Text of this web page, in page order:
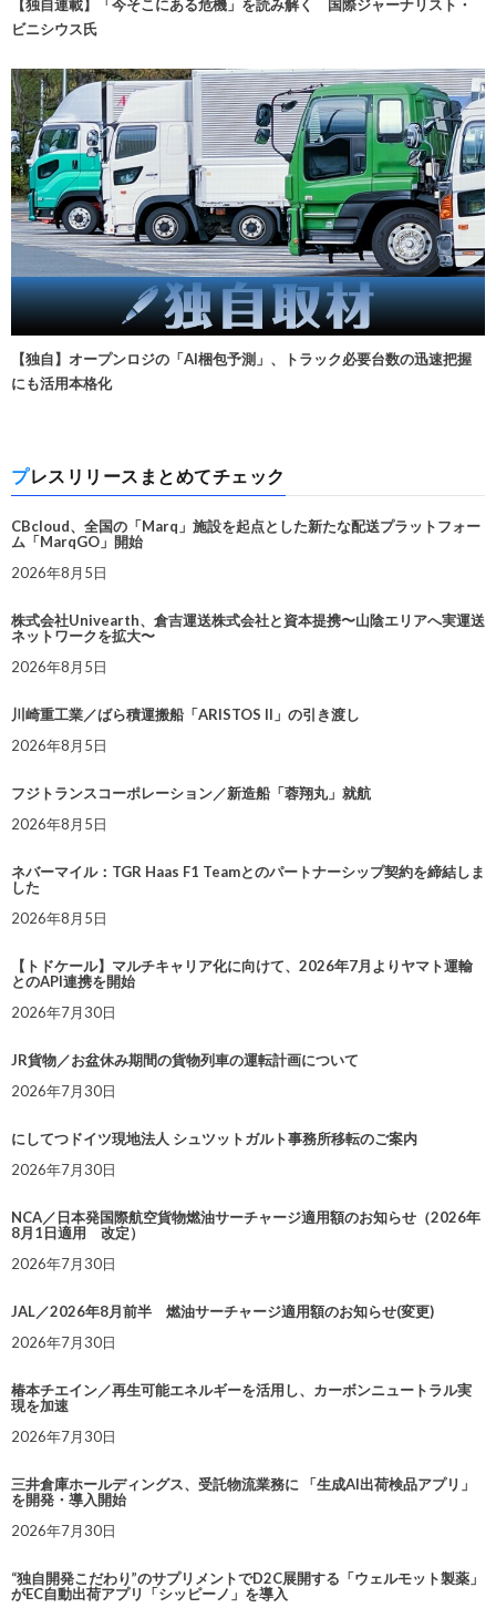
【独自連載】「今そこにある危機」を読み解く 国際ジャーナリスト・
ビニシウス氏
【独自】オープンロジの「AI梱包予測」、トラック必要台数の迅速把握
にも活用本格化
プレスリリースまとめてチェック
CBcloud、全国の「Marq」施設を起点とした新たな配送プラットフォー
ム「MarqGO」開始
2026年8月5日
株式会社Univearth、倉吉運送株式会社と資本提携〜山陰エリアへ実運送
ネットワークを拡大〜
2026年8月5日
川崎重工業／ばら積運搬船「ARISTOS II」の引き渡し
2026年8月5日
フジトランスコーポレーション／新造船「蓉翔丸」就航
2026年8月5日
ネバーマイル：TGR Haas F1 Teamとのパートナーシップ契約を締結しま
した
2026年8月5日
【トドケール】マルチキャリア化に向けて、2026年7月よりヤマト運輸
とのAPI連携を開始
2026年7月30日
JR貨物／お盆休み期間の貨物列車の運転計画について
2026年7月30日
にしてつドイツ現地法人 シュツットガルト事務所移転のご案内
2026年7月30日
NCA／日本発国際航空貨物燃油サーチャージ適用額のお知らせ（2026年
8月1日適用 改定）
2026年7月30日
JAL／2026年8月前半 燃油サーチャージ適用額のお知らせ(変更)
2026年7月30日
椿本チエイン／再生可能エネルギーを活用し、カーボンニュートラル実
現を加速
2026年7月30日
三井倉庫ホールディングス、受託物流業務に 「生成AI出荷検品アプリ」
を開発・導入開始
2026年7月30日
“独自開発こだわり”のサプリメントでD2C展開する「ウェルモット製薬」
がEC自動出荷アプリ「シッピーノ」を導入